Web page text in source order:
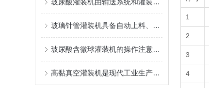
玻尿酸灌装机由输送系统和灌装系统组成
玻璃针管灌装机具备自动上料、灌装、封口功能
玻尿酸含微球灌装机的操作注意事项
高黏真空灌装机是现代工业生产中的重要设备
1
2
3
4